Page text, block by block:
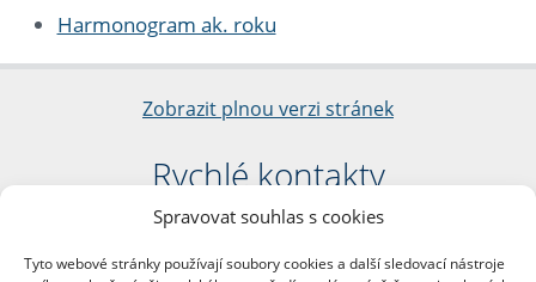
Spravovat souhlas s cookies
Tyto webové stránky používají soubory cookies a další sledovací nástroje
Harmonogram ak. roku
Zobrazit plnou verzi stránek
Rychlé kontakty
Filozofická fakulta
nám. Jana Palacha 1/2